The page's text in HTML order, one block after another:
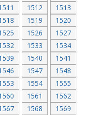
1512
1513
1519
1520
1526
1527
1533
1534
1540
1541
1547
1548
1554
1555
1561
1562
1568
1569